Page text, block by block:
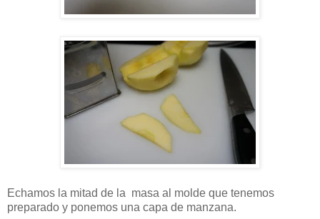
Echamos la mitad de la masa al molde que tenemos
preparado y ponemos una capa de manzana.